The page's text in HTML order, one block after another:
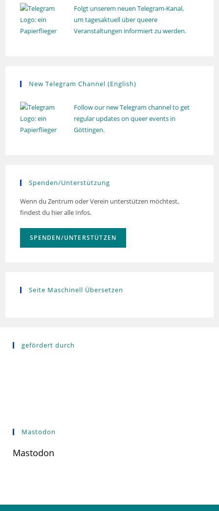
Folgt unserem neuen Telegram-Kanal,
um tagesaktuell über queere
Veranstaltungen informiert zu werden.
New Telegram Channel (English)
Follow our new Telegram channel to get
regular updates on queer events in
Göttingen.
Spenden/Unterstützung
Wenn du Zentrum oder Verein unterstützen möchtest,
findest du hier alle Infos.
SPENDEN/UNTERSTÜTZEN
Seite Maschinell Übersetzen
gefördert durch
Mastodon
Mastodon